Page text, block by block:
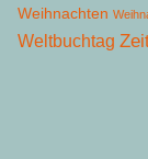
Weihnachten
Weltbuchtag